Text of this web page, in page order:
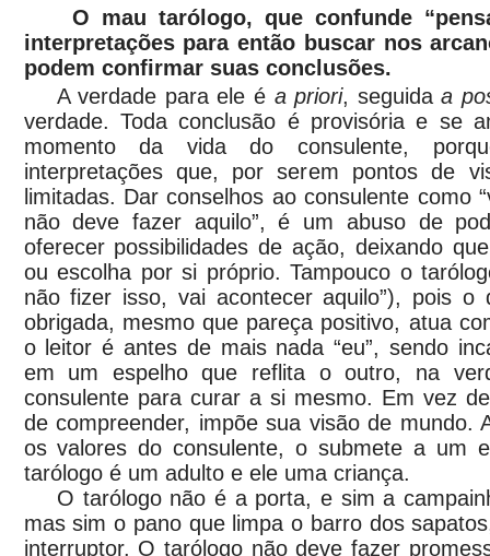
O mau tarólogo, que confunde
interpretações para então buscar nos
podem confirmar suas conclusões.
A verdade para ele é a priori, seguidaa
verdade. Toda conclusão é provisória e se
momento da vida do consulente,
interpretações que, por serem pontos de
limitadas. Dar conselhos ao consulente como
não deve fazer aquilo”, é um abuso de
oferecer possibilidades de ação, deixando
ou escolha por si próprio. Tampouco o
não fizer isso, vai acontecer aquilo”), pois
obrigada, mesmo que pareça positivo, atua
o leitor é antes de mais nada “eu”, sendo
em um espelho que reflita o outro, na
consulente para curar a si mesmo. Em vez
de compreender, impõe sua visão de mundo.
os valores do consulente, o submete a um
tarólogo é um adulto e ele uma criança.
O tarólogo não é a porta, e sim a
mas sim o pano que limpa o barro dos
interruptor. O tarólogo não deve fazer